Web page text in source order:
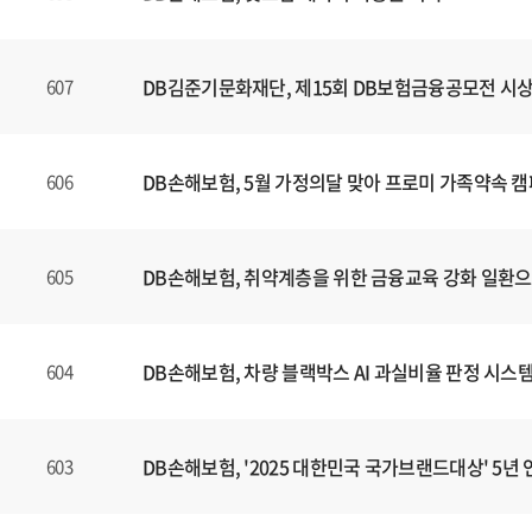
607 DB김준기문화재단, 제15회 DB보험금융공모전 시
606 DB손해보험, 5월 가정의달 맞아 프로미 가족약속
605 DB손해보험, 취약계층을 위한 금융교육 강화 일환
604 DB손해보험, 차량 블랙박스 AI 과실비율 판정 시스
603 DB손해보험, '2025 대한민국 국가브랜드대상' 5년